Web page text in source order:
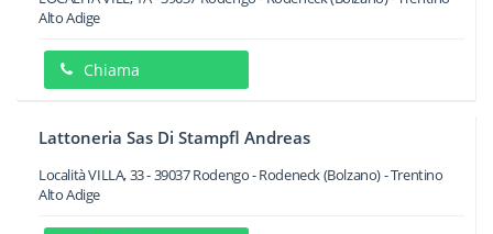
Alto Adige
Chiama
Lattoneria Sas Di Stampfl Andreas
Località VILLA, 33-39037Rodengo - Rodeneck(Bolzano) -Trentino
Alto Adige